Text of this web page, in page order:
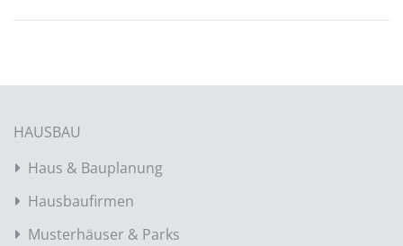
HAUSBAU
Haus & Bauplanung
Hausbaufirmen
Musterhäuser & Parks